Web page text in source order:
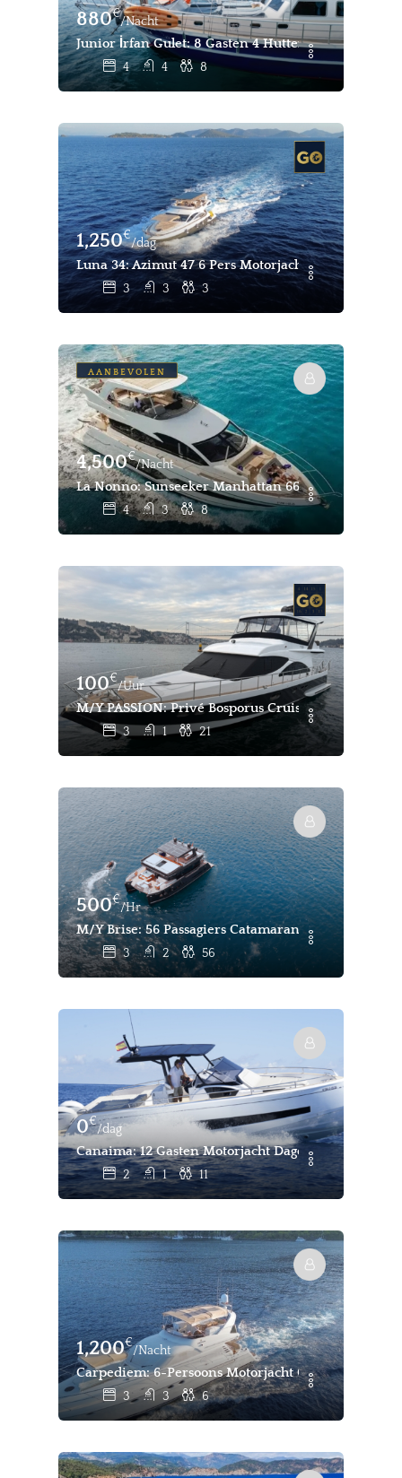
880€
/Nacht
Junior İrfan Gulet: 8 Gasten 4 Hutten Jachtcharter
4 4 8
1,250€
/dag
Luna 34: Azimut 47 6 Pers Motorjacht Te Huur
3 3 3
AANBEVOLEN
4,500€
/Nacht
La Nonno: Sunseeker Manhattan 66 - Luxe
4 3 8
100€
/Uur
M/Y PASSION: Privé Bosporus Cruiser &
3 1 21
500€
/Hr
M/Y Brise: 56 Passagiers Catamaran Charter
3 2 56
0€
/dag
Canaima: 12 Gasten Motorjacht Dagelijkse Verhuur
2 1 11
1,200€
/Nacht
Carpediem: 6-Persoons Motorjacht Charter Gocek
3 3 6